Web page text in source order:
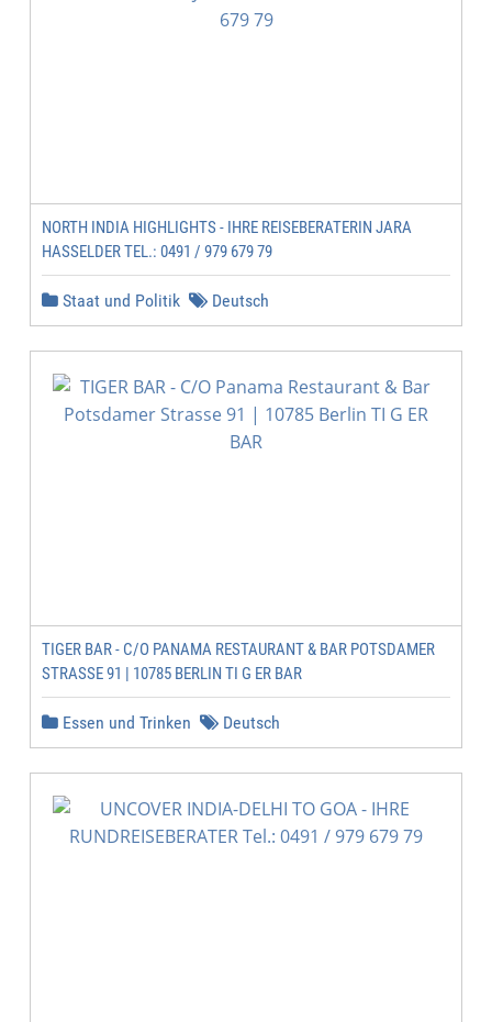
NORTH INDIA HIGHLIGHTS - IHRE REISEBERATERIN JARA
HASSELDER TEL.: 0491 / 979 679 79
Staat und Politik Deutsch
TIGER BAR - C/O PANAMA RESTAURANT & BAR POTSDAMER
STRASSE 91 | 10785 BERLIN TI G ER BAR
Essen und Trinken Deutsch